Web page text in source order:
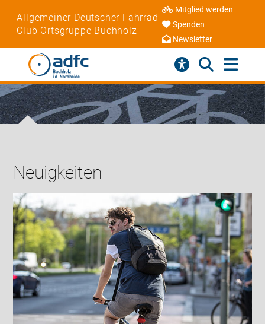
Allgemeiner Deutscher Fahrrad-
Club Ortsgruppe Buchholz
Mitglied werden
Spenden
Newsletter
Neuigkeiten